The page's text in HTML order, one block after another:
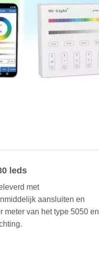
leds
met
aansluiten en
meter van het type 5050 en